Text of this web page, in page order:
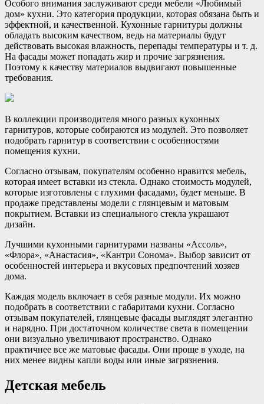
Особого внимания заслуживают среди мебели «Любимый
дом» кухни. Это категория продукции, которая обязана быть и
эффектной, и качественной. Кухонные гарнитуры должны
обладать высоким качеством, ведь на материалы будут
действовать высокая влажность, перепады температуры и т. д.
На фасады может попадать жир и прочие загрязнения.
Поэтому к качеству материалов выдвигают повышенные
требования.
В коллекции производителя много разных кухонных
гарнитуров, которые собираются из модулей. Это позволяет
подобрать гарнитур в соответствии с особенностями
помещения кухни.
Согласно отзывам, покупателям особенно нравится мебель,
которая имеет вставки из стекла. Однако стоимость модулей,
которые изготовлены с глухими фасадами, будет меньше. В
продаже представлены модели с глянцевым и матовым
покрытием. Вставки из специального стекла украшают
дизайн.
Лучшими кухонными гарнитурами названы «Ассоль»,
«Флора», «Анастасия», «Кантри Сонома». Выбор зависит от
особенностей интерьера и вкусовых предпочтений хозяев
дома.
Каждая модель включает в себя разные модули. Их можно
подобрать в соответствии с габаритами кухни. Согласно
отзывам покупателей, глянцевые фасады выглядят элегантно
и нарядно. При достаточном количестве света в помещении
они визуально увеличивают пространство. Однако
практичнее все же матовые фасады. Они проще в уходе, на
них менее видны капли воды или иные загрязнения.
Детская мебель